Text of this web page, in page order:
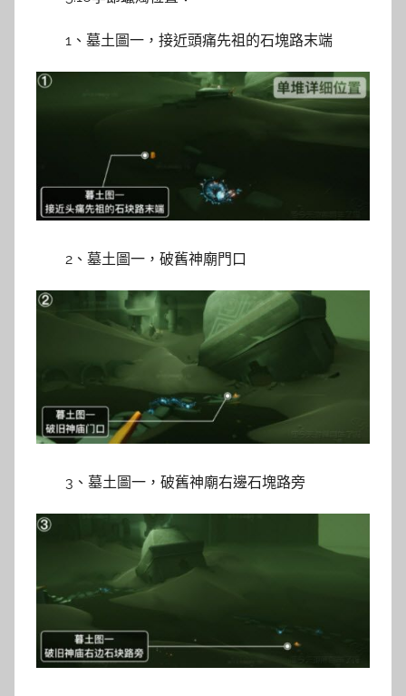
1、墓土圖一，接近頭痛先祖的石塊路末端
2、墓土圖一，破舊神廟門口
3、墓土圖一，破舊神廟右邊石塊路旁